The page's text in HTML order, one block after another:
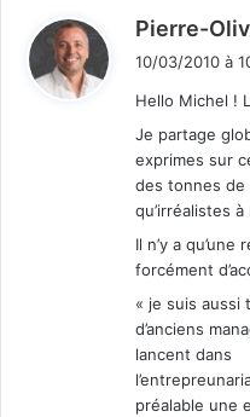
Pierre-
10/03/2010 à
Hello Michel !
Je partage
exprimes sur
des tonnes de
qu’irréalistes
Il n’y a
forcément
« je suis
d’anciens
lancent dans
préalable une